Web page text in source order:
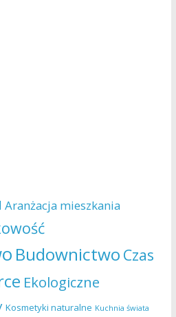
Aranżacja mieszkania
Budownictwo Czas
Ekologiczne
Kosmetyki naturalne Kuchnia świata